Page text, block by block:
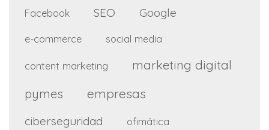
Facebook SEO Google
e-commerce social media
content marketing marketing digital
pymes empresas
ciberseguridad ofimática